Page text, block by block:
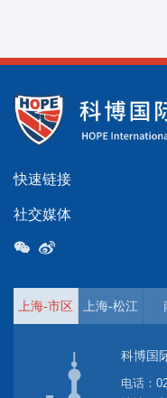
快速链接
社交媒体
上海-市区 上海-松江
科博国
电话：